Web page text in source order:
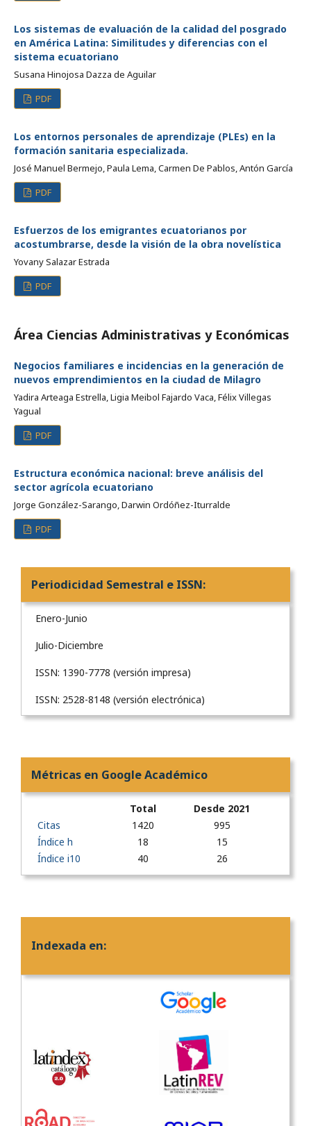
Los sistemas de evaluación de la calidad del posgrado
en América Latina: Similitudes y diferencias con el
sistema ecuatoriano
Susana Hinojosa Dazza de Aguilar
PDF
Los entornos personales de aprendizaje (PLEs) en la
formación sanitaria especializada.
José Manuel Bermejo, Paula Lema, Carmen De Pablos, Antón García
PDF
Esfuerzos de los emigrantes ecuatorianos por
acostumbrarse, desde la visión de la obra novelística
Yovany Salazar Estrada
PDF
Área Ciencias Administrativas y Económicas
Negocios familiares e incidencias en la generación de
nuevos emprendimientos en la ciudad de Milagro
Yadira Arteaga Estrella, Ligia Meibol Fajardo Vaca, Félix Villegas
Yagual
PDF
Estructura económica nacional: breve análisis del
sector agrícola ecuatoriano
Jorge González-Sarango, Darwin Ordóñez-Iturralde
PDF
Periodicidad Semestral e ISSN:
Enero-Junio
Julio-Diciembre
ISSN: 1390-7778 (versión impresa)
ISSN: 2528-8148 (versión electrónica)
Métricas en Google Académico
Total
Desde 2021
Citas
1420
995
Índice h
18
15
Índice i10
40 26
Indexada en: